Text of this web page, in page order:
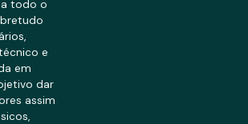
todo o
e
em
dar
assim